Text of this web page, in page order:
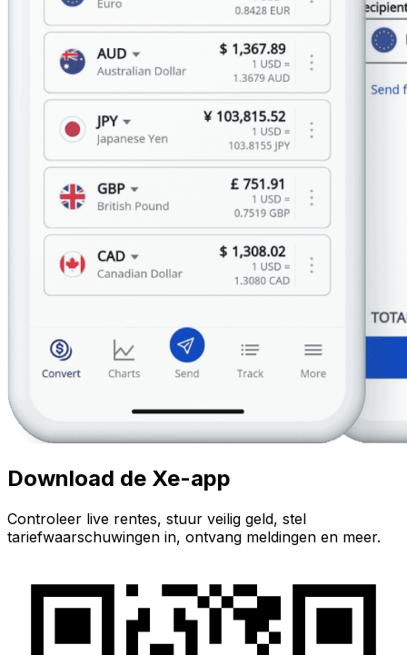
Download de Xe-app
Controleer live rentes, stuur veilig geld, stel
tariefwaarschuwingen in, ontvang meldingen en meer.